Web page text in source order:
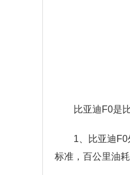
比亚迪F0是
1、比亚迪
标准，百公里油